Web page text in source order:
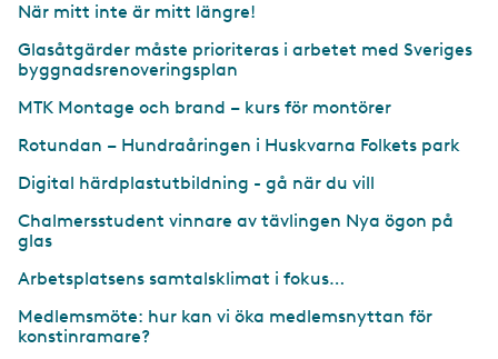
När mitt inte är mitt längre!
Glasåtgärder måste prioriteras i arbetet med Sveriges
byggnadsrenoveringsplan
MTK Montage och brand – kurs för montörer
Rotundan – Hundraåringen i Huskvarna Folkets park
Digital härdplastutbildning - gå när du vill
Chalmersstudent vinnare av tävlingen Nya ögon på
glas
Arbetsplatsens samtalsklimat i fokus…
Medlemsmöte: hur kan vi öka medlemsnyttan för
konstinramare?